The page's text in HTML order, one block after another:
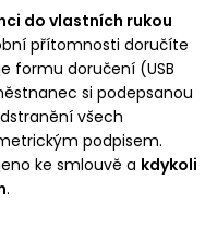
do vlastních rukou
přítomnosti doručíte
formu doručení (USB
si podepsanou
všech
podpisem.
ke smlouvě a kdykoli
.